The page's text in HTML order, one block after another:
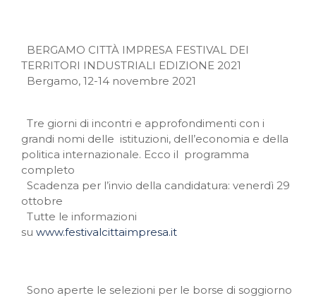
BERGAMO CITTÀ IMPRESA FESTIVAL DEI
TERRITORI INDUSTRIALI EDIZIONE 2021
Bergamo, 12-14 novembre 2021
Tre giorni di incontri e approfondimenti con i
grandi nomi delle istituzioni, dell’economia e della
politica internazionale. Ecco il programma
completo
Scadenza per l’invio della candidatura: venerdì 29
ottobre
Tutte le informazioni
su www.festivalcittaimpresa.it
Sono aperte le selezioni per le borse di soggiorno